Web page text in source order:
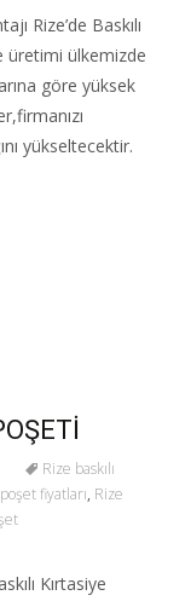
Rize’de Baskılı
üretimi ülkemizde
göre yüksek
yükseltecektir.
Rize baskılı
fiyatları, Rize
Kırtasiye